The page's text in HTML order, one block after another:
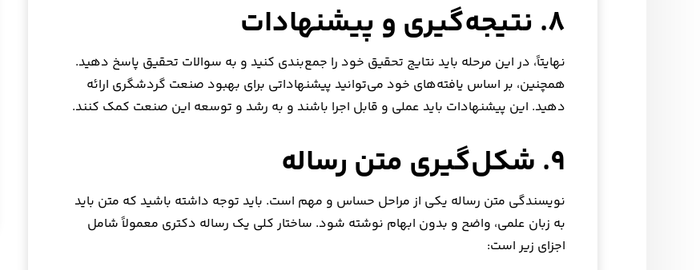
۸. نتیجه‌گیری و پیشنهادات
نهایتاً، در این مرحله باید نتایج تحقیق خود را جمع‌بندی کنید و به سوالات تحقیق پاسخ دهید.
همچنین، بر اساس یافته‌های خود می‌توانید پیشنهاداتی برای بهبود صنعت گردشگری ارائه
دهید. این پیشنهادات باید عملی و قابل اجرا باشند و به رشد و توسعه این صنعت کمک کنند.
۹. شکل‌گیری متن رساله
نویسندگی متن رساله یکی از مراحل حساس و مهم است. باید توجه داشته باشید که متن باید
به زبان علمی، واضح و بدون ابهام نوشته شود. ساختار کلی یک رساله دکتری معمولاً شامل
اجزای زیر است: